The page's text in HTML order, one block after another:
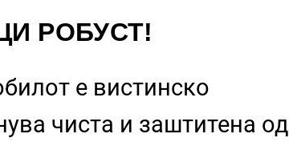
РОБУСТ!
е вистинско
чиста и заштитена од